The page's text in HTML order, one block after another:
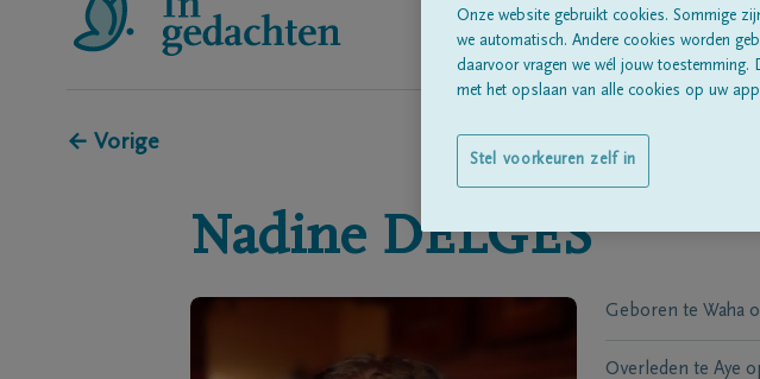
← Vorige
Nadine DELGES
Geboren te Waha
Overleden te Aye
Onze website gebruikt cookies. Sommige
we automatisch. Andere cookies worden
daarvoor vragen we wél jouw
met het opslaan van alle cookies op uw
Stel voorkeuren zelf in